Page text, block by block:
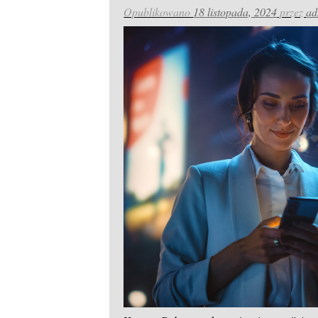
Opublikowano 18 listopada, 2024 przez